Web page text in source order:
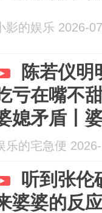
影的娱乐 2026-
陈若仪明
亏在嘴不
媳矛盾丨
乐的宅急便
听到张伦
婆婆的反